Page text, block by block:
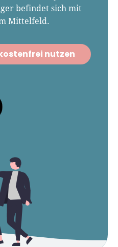
befindet sich mit
Mittelfeld.
nutzen